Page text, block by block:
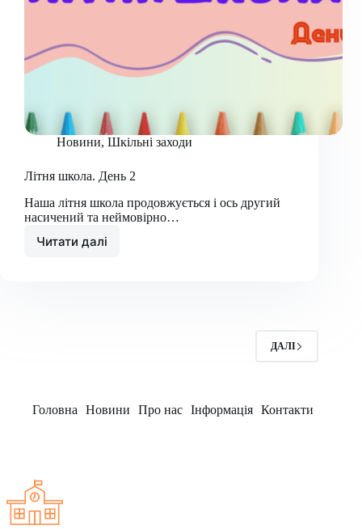
Новини, Шкільні заходи
Літня школа. День 2
Наша літня школа продовжується і ось другий
насичений та неймовірно…
Читати далі
Літня
ДАЛІ
Головна Новини Про нас Інформація Контакти